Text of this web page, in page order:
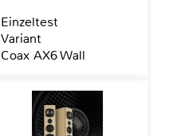
Einzeltest
Variant
Coax AX6 Wall